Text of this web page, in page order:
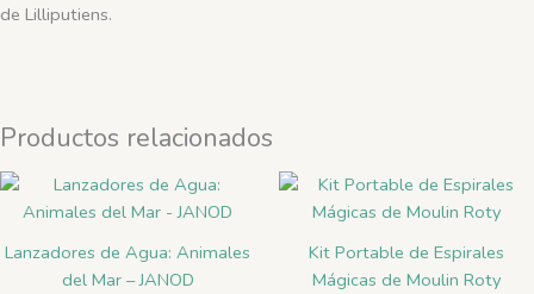
de Lilliputiens.
Productos relacionados
Lanzadores de Agua: Animales
del Mar – JANOD
Kit Portable de Espirales
Mágicas de Moulin Roty